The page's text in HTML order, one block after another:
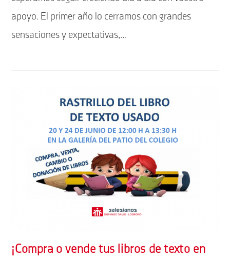
apoyo. El primer año lo cerramos con grandes
sensaciones y expectativas,…
¡Compra o vende tus libros de texto en